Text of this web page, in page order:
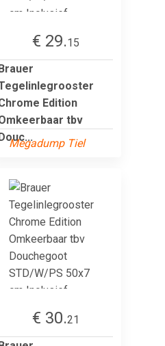
€ 29.15
Edition
tbv
Megadump Tiel
€ 30.21